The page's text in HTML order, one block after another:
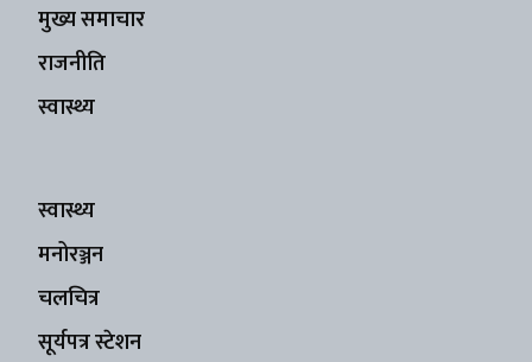
मुख्य समाचार
राजनीति
स्वास्थ्य
स्वास्थ्य
मनोरञ्जन
चलचित्र
सूर्यपत्र स्टेशन